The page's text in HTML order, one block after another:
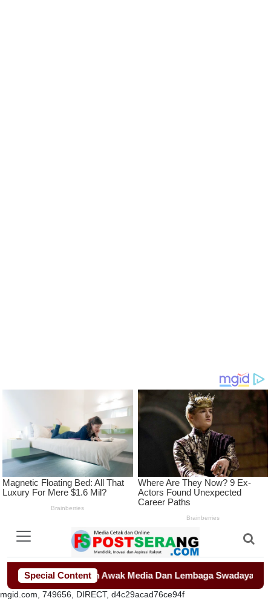
Special Content
Jadi Sorotan Awak Media Dan Lembaga Swadaya Masyarakat
mgid.com, 749656, DIRECT, d4c29acad76ce94f